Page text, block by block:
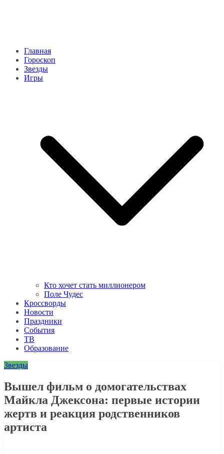
Главная
Гороскоп
Звезды
Игры
Кто хочет стать миллионером
Поле Чудес
Кроссворды
Новости
Праздники
События
ТВ
Образование
Звезды
Вышел фильм о домогательствах
Майкла Джексона: первые истории
жертв и реакция родственников
артиста